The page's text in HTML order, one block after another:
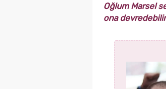
Oğlum Marsel
ona